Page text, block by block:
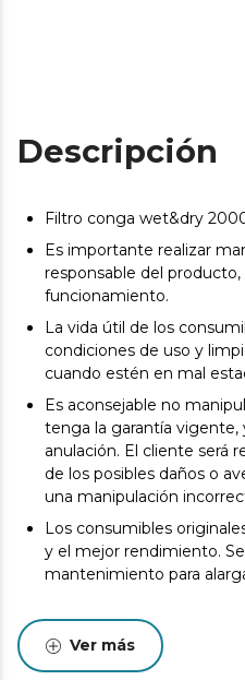
Descripción
Filtro conga wet&dry
Es importante realizar
responsable del
funcionamiento.
La vida útil de los
condiciones de uso y
cuando estén en mal
Es aconsejable no
tenga la garantía vigente,
anulación. El cliente será
de los posibles daños o
una manipulación
Los consumibles
y el mejor rendimiento.
mantenimiento para
Ver más